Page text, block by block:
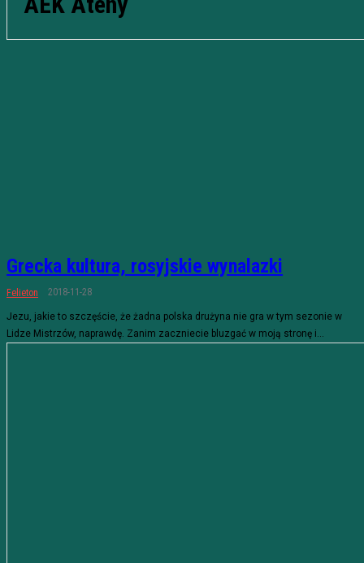
Grecka kultura, rosyjskie wynalazki
Felieton 2018-11-28
Jezu, jakie to szczęście, że żadna polska drużyna nie gra w tym sezonie w
Lidze Mistrzów, naprawdę. Zanim zaczniecie bluzgać w moją stronę i...